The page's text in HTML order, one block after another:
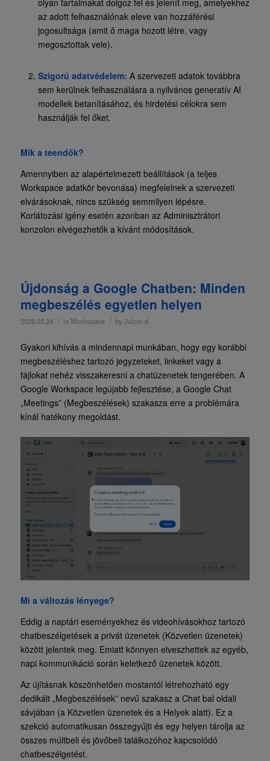
az adott felhasználónak eleve van hozzáférési
jogosultsága (amit ő maga hozott létre, vagy
megosztottak vele).
Szigorú adatvédelem: A szervezeti adatok továbbra
sem kerülnek felhasználásra a nyilvános generatív AI
modellek betanításához, és hirdetési célokra sem
használják fel őket.
Mik a teendők?
Amennyiben az alapértelmezett beállítások (a teljes
Workspace adatkör bevonása) megfelelnek a szervezeti
elvárásoknak, nincs szükség semmilyen lépésre.
Korlátozási igény esetén azonban az Adminisztrátori
konzolon elvégezhetők a kívánt módosítások.
Újdonság a Google Chatben: Minden
megbeszélés egyetlen helyen
2026.03.24. / inWorkspace / by Julcsi-d
Gyakori kihívás a mindennapi munkában, hogy egy korábbi
megbeszéléshez tartozó jegyzeteket, linkeket vagy a
fájlokat nehéz visszakeresni a chatüzenetek tengerében. A
Google Workspace legújabb fejlesztése, a Google Chat
„Meetings” (Megbeszélések) szakasza erre a problémára
kínál hatékony megoldást.
Mi a változás lényege?
Eddig a naptári eseményekhez és videohívásokhoz tartozó
chatbeszélgetések a privát üzenetek (Közvetlen üzenetek)
között jelentek meg. Emiatt könnyen elveszhettek az egyéb,
napi kommunikáció során keletkező üzenetek között.
Az újításnak köszönhetően mostantól létrehozható egy
dedikált „Megbeszélések” nevű szakasz a Chat bal oldali
sávjában (a Közvetlen üzenetek és a Helyek alatt). Ez a
szekció automatikusan összegyűjti és egy helyen tárolja az
összes múltbeli és jövőbeli találkozóhoz kapcsolódó
chatbeszélgetést.